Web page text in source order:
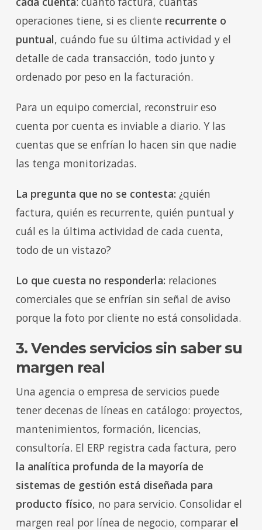
operaciones tiene, si es cliente recurrente o
puntual, cuándo fue su última actividad y el
detalle de cada transacción, todo junto y
ordenado por peso en la facturación.
Para un equipo comercial, reconstruir eso
cuenta por cuenta es inviable a diario. Y las
cuentas que se enfrían lo hacen sin que nadie
las tenga monitorizadas.
La pregunta que no se contesta: ¿quién
factura, quién es recurrente, quién puntual y
cuál es la última actividad de cada cuenta,
todo de un vistazo?
Lo que cuesta no responderla: relaciones
comerciales que se enfrían sin señal de aviso
porque la foto por cliente no está consolidada.
3. Vendes servicios sin saber su
margen real
Una agencia o empresa de servicios puede
tener decenas de líneas en catálogo: proyectos,
mantenimientos, formación, licencias,
consultoría. El ERP registra cada factura, pero
la analítica profunda de la mayoría de
sistemas de gestión está diseñada para
producto físico, no para servicio. Consolidar el
margen real por línea de negocio, comparar el